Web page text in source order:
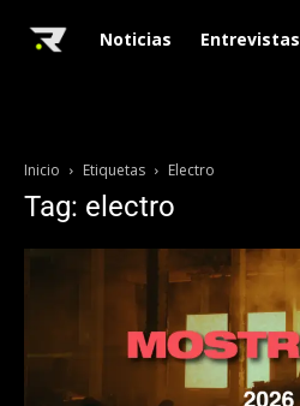
Noticias Entrevistas
Inicio Etiquetas Electro
Tag: electro